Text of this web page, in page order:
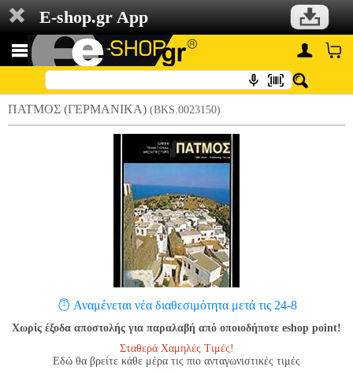
E-shop.gr App
ΠΑΤΜΟΣ (ΓΕΡΜΑΝΙΚΑ) (BKS.0023150)
Αναμένεται νέα διαθεσιμότητα μετά τις 24-8
Χωρίς έξοδα αποστολής για παραλαβή από οποιοδήποτε eshop point!
Σταθερά Χαμηλές Τιμές!
Εδώ θα βρείτε κάθε μέρα τις πιο ανταγωνιστικές τιμές